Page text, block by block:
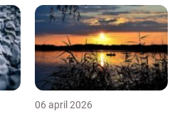
06 april 2026